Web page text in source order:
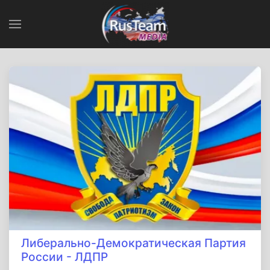
Либерально-Демократическая Партия
России - ЛДПР